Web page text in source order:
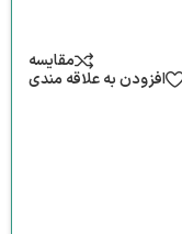
مقایسه
افزودن به علاقه مندی